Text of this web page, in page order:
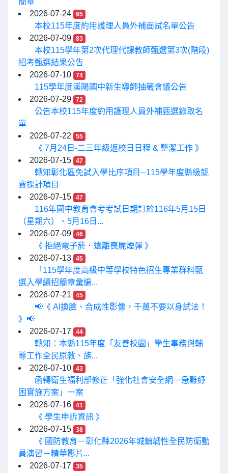
2026-07-24
95
本校115年度約用護理人員外補面試名單公告
2026-07-09
83
本校115學年第2次代理代課教師甄選第3次(階段)
招考甄選結果公告
2026-07-10
74
115學年度溪陽國中新生導師抽籤會議公告
2026-07-29
72
公告本校115年度約用護理人員外補甄選錄取名
單
2026-07-22
55
《 7月24日-二三年級返校日日程 & 整潔工作 》
2026-07-15
47
轉知彰化區免試入學比序項目─115學年度縣級競
賽採計項目
2026-07-15
47
116年國中教育會考考試日期訂於116年5月15日
（星期六）、5月16日...
2026-07-09
46
《 拒絕電子菸．遠離喪屍煙彈 》
2026-07-13
45
「115學年度高級中等學校特色招生專業群科甄
選入學續招簡章彙編...
2026-07-21
45
📢《 AI換臉、合成性影像，千萬不要以身試法！
》📢
2026-07-17
44
轉知：本縣115年度「友善校園」學生事務與輔
導工作全民原教、族...
2026-07-10
43
函轉衛生福利部修正「強化社會安全網－急難紓
困實施方案」一案
2026-07-16
41
《 學生申訴資訊 》
2026-07-15
38
《 國防教育－彰化縣2026年城鎮韌性全民防衛動
員演習－精華影片...
2026-07-17
35